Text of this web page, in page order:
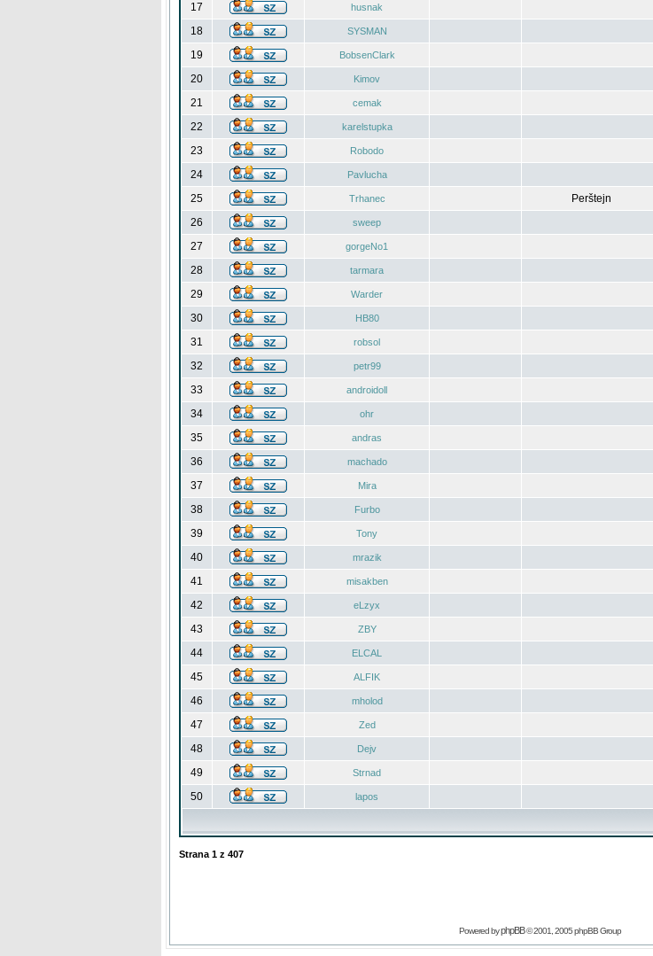
17
husnak
18
SYSMAN
19
BobsenClark
20
Kimov
21
cemak
22
karelstupka
23
Robodo
24
Pavlucha
25
Trhanec Perštejn
26
sweep
27
gorgeNo1
28
tarmara
29
Warder
30
HB80
31
robsol
32
petr99
33
androidoll
34
ohr
35
andras
36
machado
37
Mira
38
Furbo
39
Tony
40
mrazik
41
misakben
42
eLzyx
43
ZBY
44
ELCAL
45
ALFIK
46
mholod
47
Zed
48
Dejv
49
Strnad
50
lapos
Strana 1 z 407
Powered byphpBB© 2001, 2005 phpBB Group